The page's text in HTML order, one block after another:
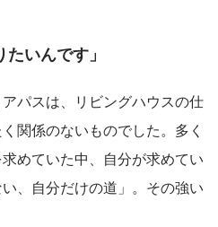
いんです」
パスは、リビングハウスの仕
関係のないものでした。多く
めていた中、自分が求めてい
、自分だけの道」。その強い